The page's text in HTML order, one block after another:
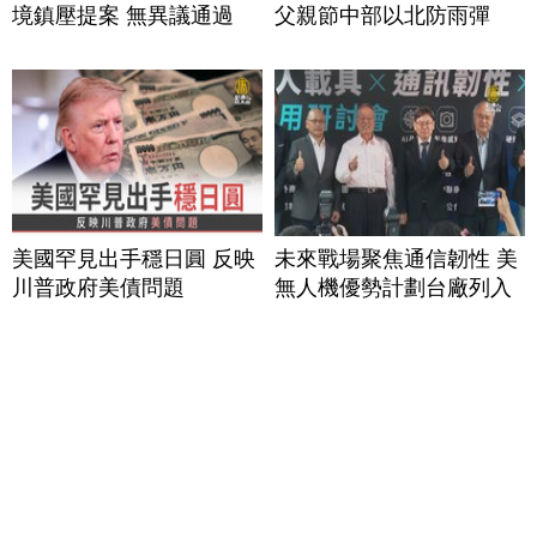
境鎮壓提案 無異議通過
父親節中部以北防雨彈
美國罕見出手穩日圓 反映
川普政府美債問題
未來戰場聚焦通信韌性 美
無人機優勢計劃台廠列入